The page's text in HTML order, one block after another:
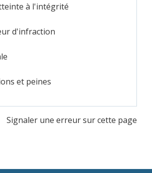
à l'intégrité
d'infraction
et peines
Signaler une erreur sur cette page